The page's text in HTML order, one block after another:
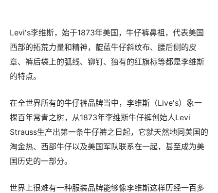
Levi's李维斯，始于1873年美国，牛仔裤鼻祖，代表美国
西部的拓荒力量和精神，靛蓝牛仔斜纹布、腰后侧的皮
章、裤后袋上的弧线、铆钉、独有的红旗标等都是李维斯
的特点。
在全世界所有的牛仔裤品牌当中，李维斯（Live's）象一
棵百年常青之树，从1873年李维斯牛仔裤创始人Levi
Strauss生产出第一条牛仔裤之日起，它就天然地同美国的
淘金热、西部牛仔以及美国军队联系在一起，甚至成为美
国历史的一部分。
世界上很难有一种服装品牌能够像李维斯这样历经一百多